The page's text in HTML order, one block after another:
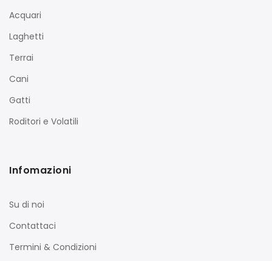
Acquari
Laghetti
Terrai
Cani
Gatti
Roditori e Volatili
Infomazioni
Su di noi
Contattaci
Termini & Condizioni